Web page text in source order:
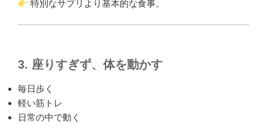
特別なサプリより基本的な食事。
3. 座りすぎず、体を動かす
毎日歩く
軽い筋トレ
日常の中で動く